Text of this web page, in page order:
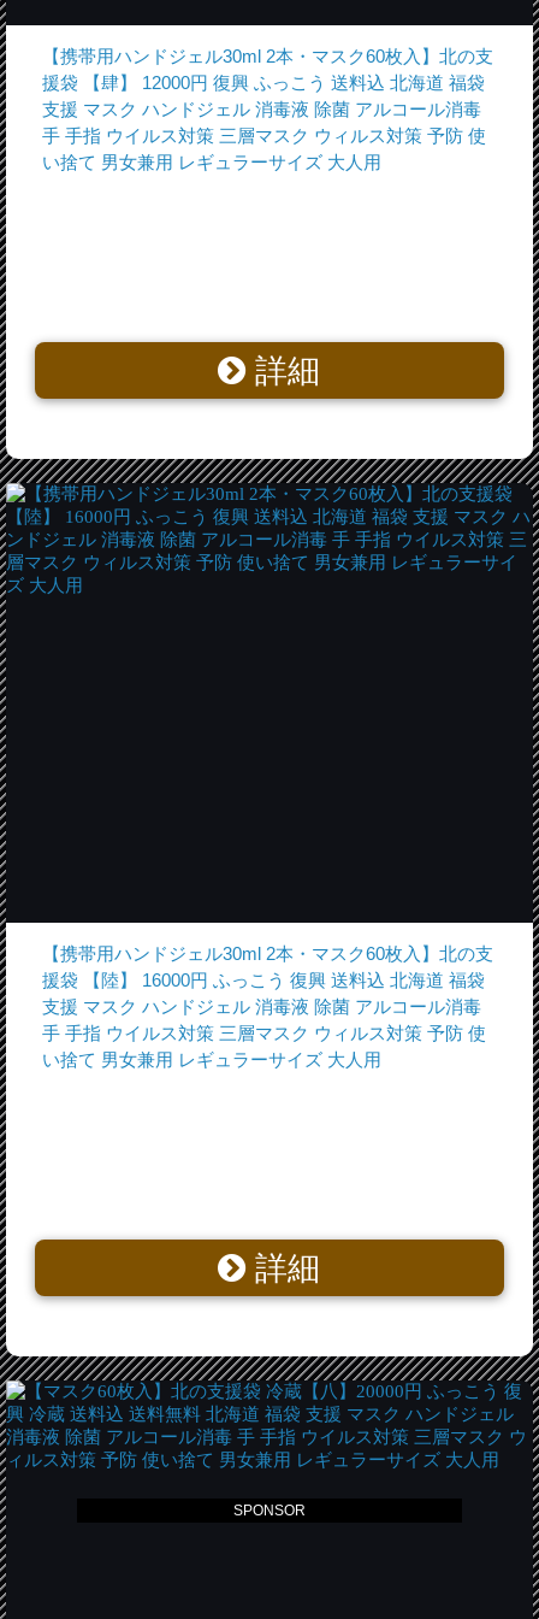
【携帯用ハンドジェル30ml 2本・マスク60枚入】北の支
援袋 【肆】 12000円 復興 ふっこう 送料込 北海道 福袋
支援 マスク ハンドジェル 消毒液 除菌 アルコール消毒
手 手指 ウイルス対策 三層マスク ウィルス対策 予防 使
い捨て 男女兼用 レギュラーサイズ 大人用
詳細
【携帯用ハンドジェル30ml 2本・マスク60枚入】北の支
援袋 【陸】 16000円 ふっこう 復興 送料込 北海道 福袋
支援 マスク ハンドジェル 消毒液 除菌 アルコール消毒
手 手指 ウイルス対策 三層マスク ウィルス対策 予防 使
い捨て 男女兼用 レギュラーサイズ 大人用
詳細
SPONSOR